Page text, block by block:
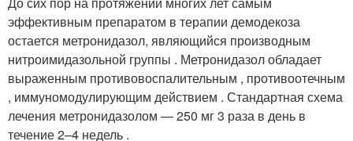
эффективным препаратом в терапии демодекоза
остается метронидазол, являющийся производным
нитроимидазольной группы . Метронидазол обладает
выраженным противовоспалительным , противоотечным
, иммуномодулирующим действием . Стандартная схема
лечения метронидазолом — 250 мг 3 раза в день в
течение 2–4 недель .